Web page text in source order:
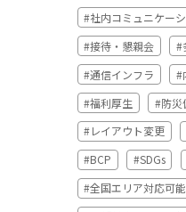
#社内コミュニケー
#接待・懇親会
#
#通信インフラ
#
#福利厚生
#防災
#レイアウト変更
#BCP
#SDGs
#全国エリア対応可能